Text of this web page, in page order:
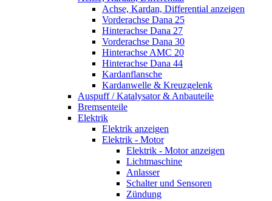
Achse, Kardan, Differential anzeigen
Vorderachse Dana 25
Hinterachse Dana 27
Vorderachse Dana 30
Hinterachse AMC 20
Hinterachse Dana 44
Kardanflansche
Kardanwelle & Kreuzgelenk
Auspuff / Katalysator & Anbauteile
Bremsenteile
Elektrik
Elektrik anzeigen
Elektrik - Motor
Elektrik - Motor anzeigen
Lichtmaschine
Anlasser
Schalter und Sensoren
Zündung